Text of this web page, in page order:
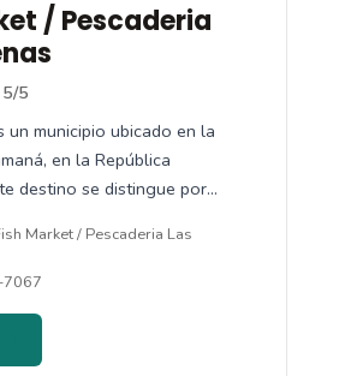
/ Pescaderia
5/5
un municipio ubicado en la
en la República
destino se distingue por…
Market / Pescaderia Las
7067